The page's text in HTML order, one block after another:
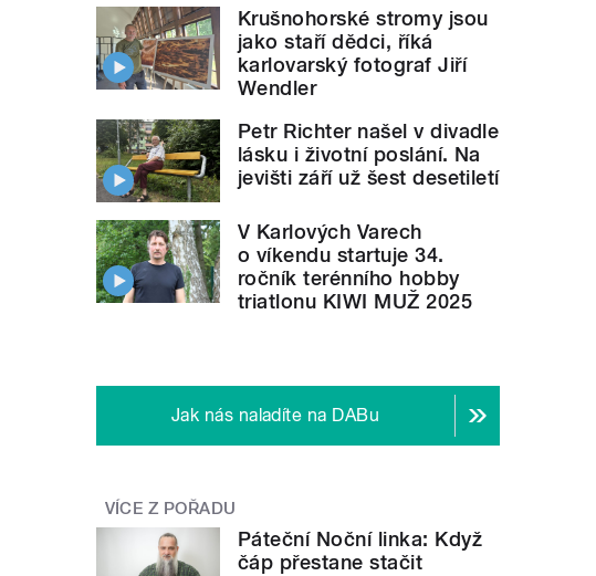
Krušnohorské stromy jsou
jako staří dědci, říká
karlovarský fotograf Jiří
Wendler
Petr Richter našel v divadle
lásku i životní poslání. Na
jevišti září už šest desetiletí
V Karlových Varech
o víkendu startuje 34.
ročník terénního hobby
triatlonu KIWI MUŽ 2025
Jak nás naladíte na DABu
VÍCE Z POŘADU
Páteční Noční linka: Když
čáp přestane stačit